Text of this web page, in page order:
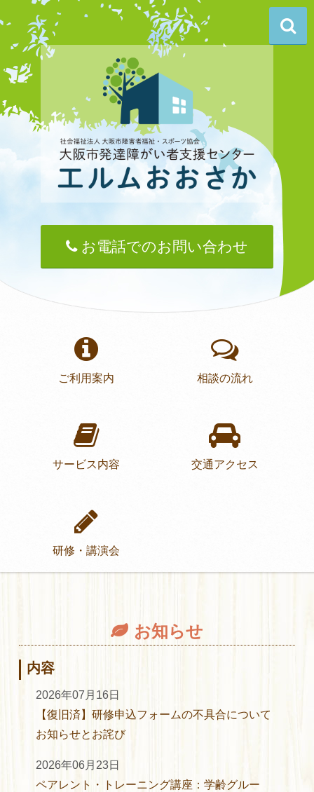
お電話でのお問い合わせ
ご利用案内 相談の流れ
サービス内容 交通アクセス
研修・講演会
お知らせ
内容
2026年07月16日
【復旧済】研修申込フォームの不具合について
お知らせとお詫び
2026年06月23日
ペアレント・トレーニング講座：学齢グルー